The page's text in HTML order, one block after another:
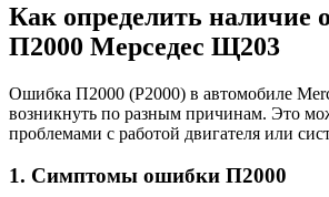
Как определить наличие
П2000 Мерседес Щ203
Ошибка П2000 (P2000) в автомобиле
возникнуть по разным причинам. Это
проблемами с работой двигателя или
1. Симптомы ошибки П2000